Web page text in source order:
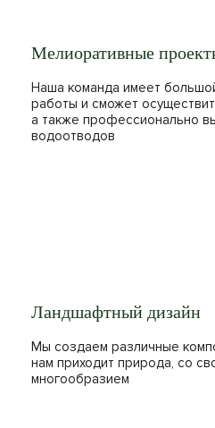
Мелиоративные
Наша команда имеет
работы и сможет
а также профессионально
водоотводов
Ландшафтный дизайн
Мы создаем различные
нам приходит природа, со
многообразием